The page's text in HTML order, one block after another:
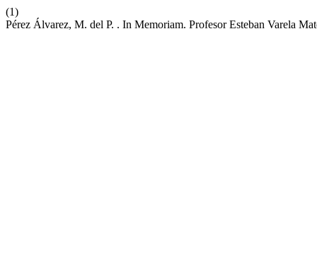
(1)
Pérez Álvarez, M. del P. . In Memoriam. Profesor Esteban Varela